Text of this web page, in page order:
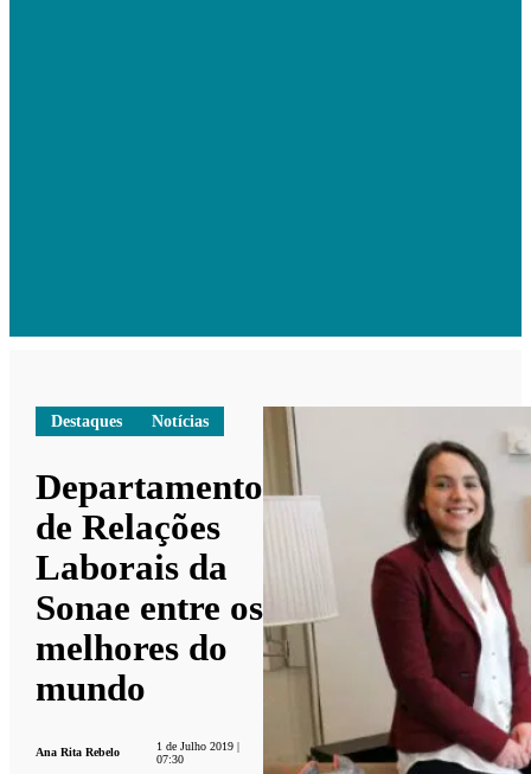
Destaques Notícias
Departamento
de Relações
Laborais da
Sonae entre os
melhores do
mundo
Ana Rita Rebelo
1 de Julho 2019 |
07:30